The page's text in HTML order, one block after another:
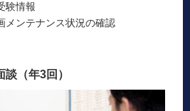
験情報
メンテナンス状況の確認
（年3回）